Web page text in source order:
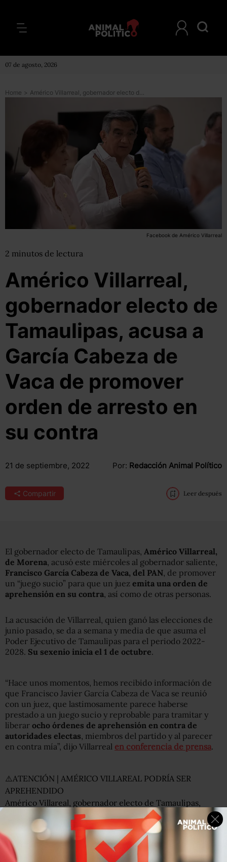
07 de agosto, 2026
Home > Américo Villarreal, gobernador electo de Tamaulipas, acusa a García Cabeza de Vaca de promover orden de arresto en su contra
Facebook de Américo Villarreal
2 minutos de lectura
Américo Villarreal,
gobernador electo de
Tamaulipas, acusa a
García Cabeza de
Vaca de promover
orden de arresto en
su contra
21 de septiembre, 2022 Por: Redacción Animal Político
Compartir Leer después
El gobernador electo de Tamaulipas, Américo Villarreal,
de Morena, acusó este miércoles al gobernador saliente,
Francisco García Cabeza de Vaca, del PAN, de promover
un “juego sucio” para que un juez emita una orden de
aprehensión en su contra, así como de otras personas.
La acusación de Villarreal, quien ganó las elecciones de
junio pasado, se da a semana y media de que asuma el
Poder Ejecutivo de Tamaulipas para el periodo 2022-
2028. Su sexenio inicia el 1 de octubre.
“Hace unos momentos, hemos recibido información de
que Francisco Javier García Cabeza de Vaca se reunió
con un juez, que lastimosamente parece haberse
prestado a un juego sucio y reprobable para tramitar y
liberar ocho órdenes de aprehensión en contra de
autoridades electas, miembros del partido y al parecer
en contra mía”, dijo Villarreal en conferencia de prensa.
⚠️ATENCIÓN | AMÉRICO VILLAREAL PODRÍA SER
APREHENDIDO
Américo Villareal, gobernador electo de Tamaulipas,
informó que podría ser detenido en las próximas horas
por una orden de aprehensión girada contra él.
pic.twitter.com/vheFywMKev
— Ruido en la Red (@RuidoEnLaRed)
September 21, 2022